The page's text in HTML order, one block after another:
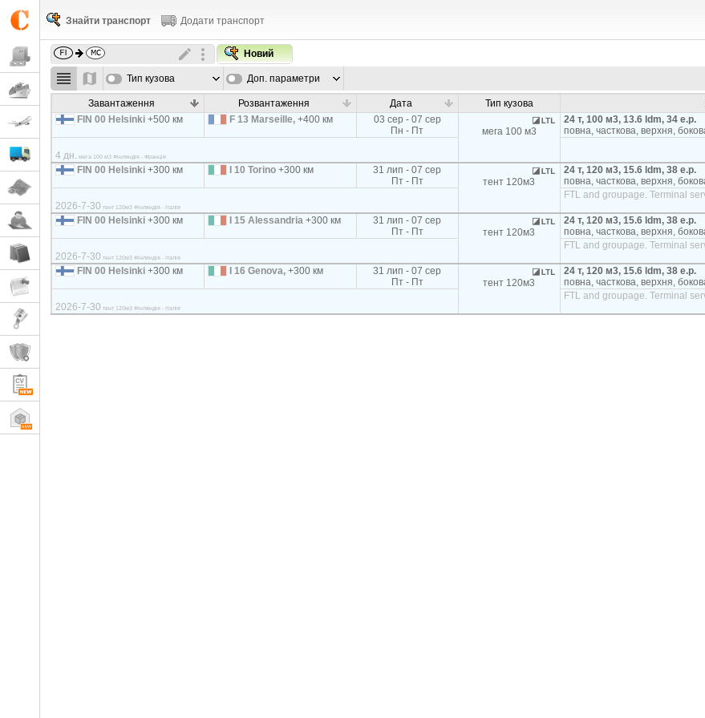
Знайти транспорт Додати транспорт
Новий
Тип кузова Доп. параметри
Завантаження Розвантаження Дата Тип кузова
FIN 00 Helsinki +500 км F 13 Marseille, +400 км
03 сер - 07 сер
Пн - Пт
мега 100 м3
24 т, 100 м3, 13.6 ldm, 34 e.p.
повна, часткова, верхня,
4 дн. мега 100 м3 Фінляндія - Франція
FIN 00 Helsinki +300 км I 10 Torino +300 км
31 лип - 07 сер
Пт - Пт
тент 120м3
24 т, 120 м3, 15.6 ldm, 38 e.p.
повна, часткова, верхня,
2026-7-30 тент 120м3 Фінляндія - Італія
FTL and groupage. Terminal
FIN 00 Helsinki +300 км I 15 Alessandria +300 км
31 лип - 07 сер
Пт - Пт
тент 120м3
24 т, 120 м3, 15.6 ldm, 38 e.p.
повна, часткова, верхня,
2026-7-30 тент 120м3 Фінляндія - Італія
FTL and groupage. Terminal
FIN 00 Helsinki +300 км I 16 Genova, +300 км
31 лип - 07 сер
Пт - Пт
тент 120м3
24 т, 120 м3, 15.6 ldm, 38 e.p.
повна, часткова, верхня,
2026-7-30 тент 120м3 Фінляндія - Італія
FTL and groupage. Terminal